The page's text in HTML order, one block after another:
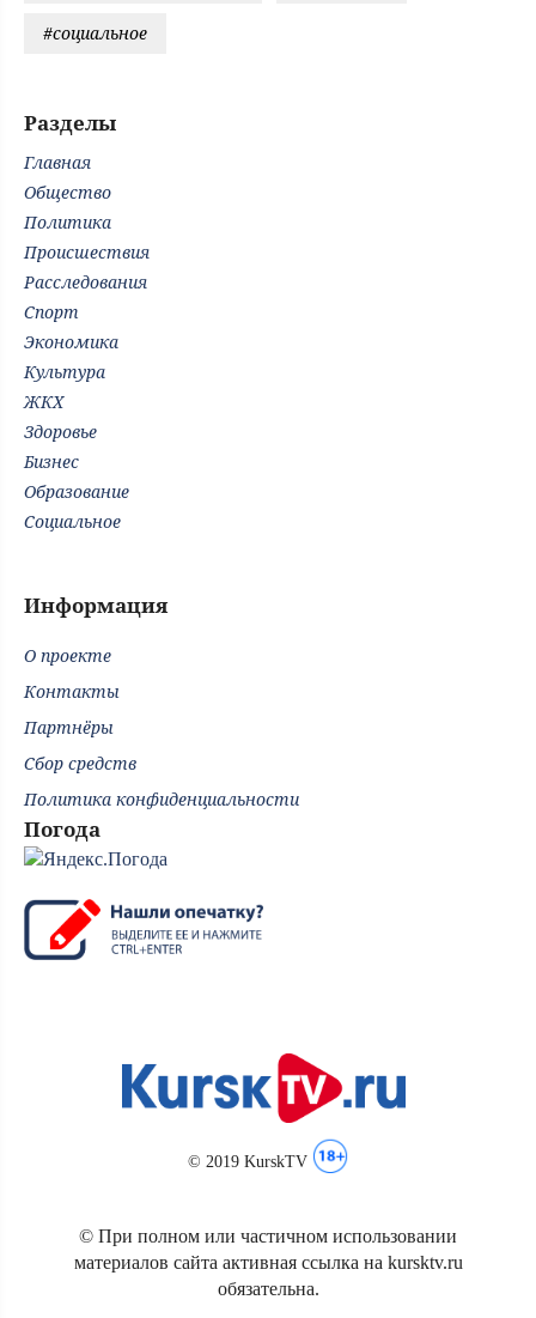
#социальное
Разделы
Главная
Общество
Политика
Происшествия
Расследования
Спорт
Экономика
Культура
ЖКХ
Здоровье
Бизнес
Образование
Социальное
Информация
О проекте
Контакты
Партнёры
Сбор средств
Политика конфиденциальности
Погода
© 2019 KurskTV
© При полном или частичном использовании
материалов сайта активная ссылка на kursktv.ru
обязательна.